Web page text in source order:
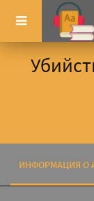
ИНФОРМАЦИЯ О